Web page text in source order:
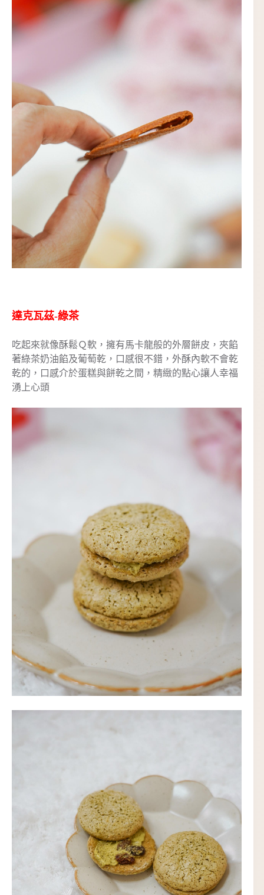
達克瓦茲-綠茶
吃起來就像酥鬆Ｑ軟，擁有馬卡龍般的外層餅皮，夾餡
著綠茶奶油餡及葡萄乾，口感很不錯，外酥內軟不會乾
乾的，口感介於蛋糕與餅乾之間，精緻的點心讓人幸福
湧上心頭